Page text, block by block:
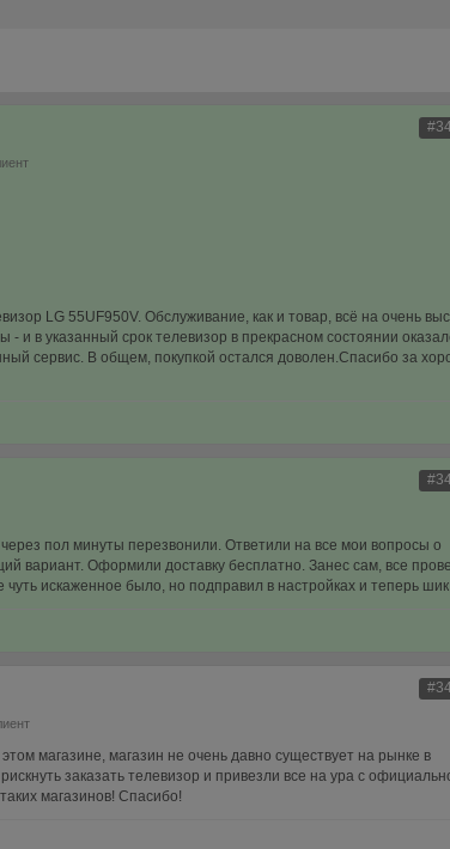
LG 55UF950V. Обслуживание, как и товар, всё на очень
в указанный срок телевизор в прекрасном состоянии
сервис. В общем, покупкой остался доволен.Спасибо за
пол минуты перезвонили. Ответили на все мои вопросы о
вариант. Оформили доставку бесплатно. Занес сам, все
искаженное было, но подправил в настройках и теперь
магазине, магазин не очень давно существует на рынке в
заказать телевизор и привезли все на ура с
магазинов! Спасибо!